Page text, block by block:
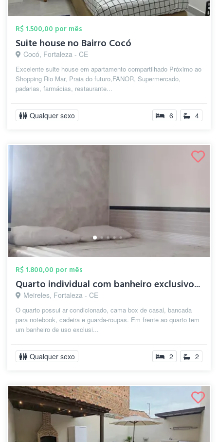
R$ 1.500,00 por mês
Suite house no Bairro Cocó
Cocó, Fortaleza - CE
Excelente suite house em apartamento compartilhado Próximo ao
Shopping Rio Mar, Praia do futuro,FANOR, Supermercado,
padarias, farmácias, restaurante...
Qualquer sexo 6 4
R$ 1.800,00 por mês
Quarto individual com banheiro exclusivo...
Meireles, Fortaleza - CE
O quarto possui ar condicionado, cama box de casal, bancada
para notebook, cadeira e guarda-roupas. Em frente ao quarto tem
um banheiro de uso exclusi...
Qualquer sexo 2 2